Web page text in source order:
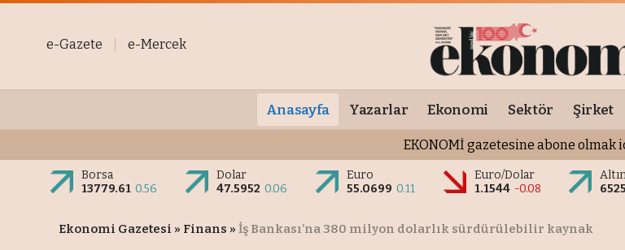
e-Gazete e-Mercek
Anasayfa Yazarlar Ekonomi Sektör Şirket
EKONOMİ gazetesine abone olmak
Borsa
13779.61 0.56
Dolar
47.5952 0.06
Euro
55.0699 0.11
Euro/Dolar
1.1544 -0.08
Ekonomi Gazetesi » Finans » İş Bankası’na 380 milyon dolarlık sürdürülebilir kaynak